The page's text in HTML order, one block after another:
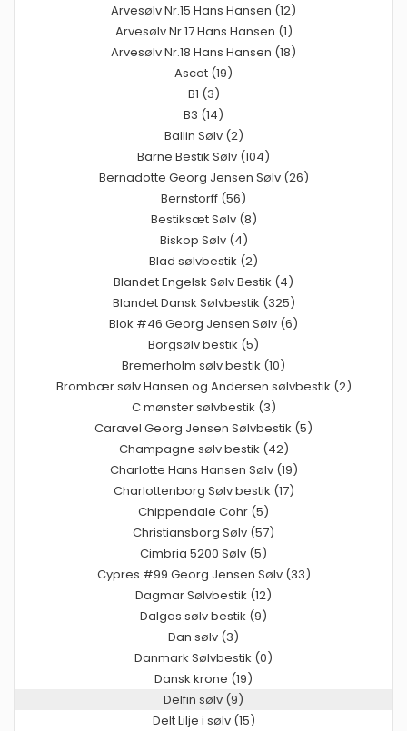
Arvesølv Nr.15 Hans Hansen (12)
Arvesølv Nr.17 Hans Hansen (1)
Arvesølv Nr.18 Hans Hansen (18)
Ascot (19)
B1 (3)
B3 (14)
Ballin Sølv (2)
Barne Bestik Sølv (104)
Bernadotte Georg Jensen Sølv (26)
Bernstorff (56)
Bestiksæt Sølv (8)
Biskop Sølv (4)
Blad sølvbestik (2)
Blandet Engelsk Sølv Bestik (4)
Blandet Dansk Sølvbestik (325)
Blok #46 Georg Jensen Sølv (6)
Borgsølv bestik (5)
Bremerholm sølv bestik (10)
Brombær sølv Hansen og Andersen sølvbestik (2)
C mønster sølvbestik (3)
Caravel Georg Jensen Sølvbestik (5)
Champagne sølv bestik (42)
Charlotte Hans Hansen Sølv (19)
Charlottenborg Sølv bestik (17)
Chippendale Cohr (5)
Christiansborg Sølv (57)
Cimbria 5200 Sølv (5)
Cypres #99 Georg Jensen Sølv (33)
Dagmar Sølvbestik (12)
Dalgas sølv bestik (9)
Dan sølv (3)
Danmark Sølvbestik (0)
Dansk krone (19)
Delfin sølv (9)
Delt Lilje i sølv (15)